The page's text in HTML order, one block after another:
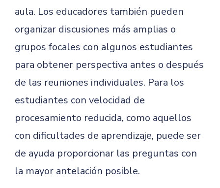
aula. Los educadores también pueden
organizar discusiones más amplias o
grupos focales con algunos estudiantes
para obtener perspectiva antes o después
de las reuniones individuales. Para los
estudiantes con velocidad de
procesamiento reducida, como aquellos
con dificultades de aprendizaje, puede ser
de ayuda proporcionar las preguntas con
la mayor antelación posible.